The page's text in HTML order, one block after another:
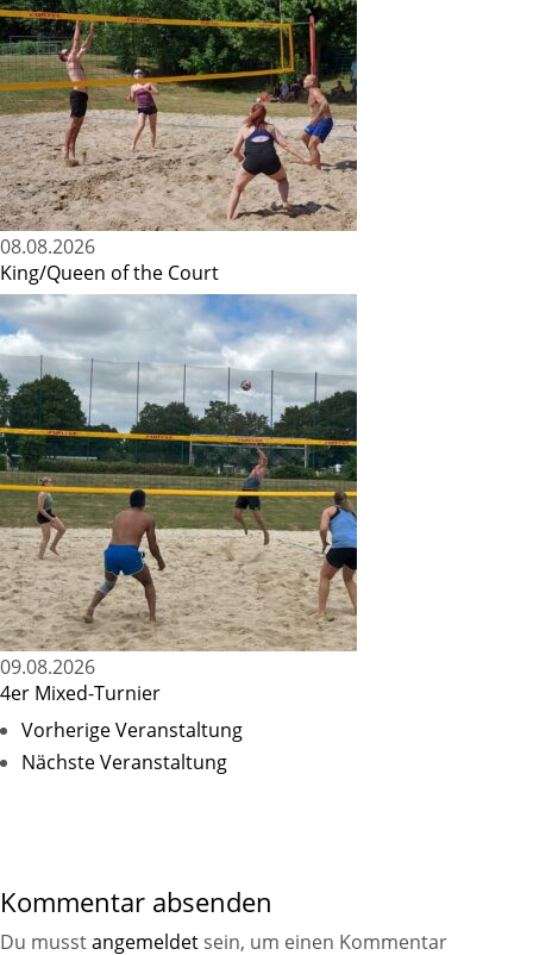
08.08.2026
King/Queen of the Court
09.08.2026
4er Mixed-Turnier
Vorherige Veranstaltung
Nächste Veranstaltung
Kommentar absenden
Du musstangemeldet sein, um einen Kommentar